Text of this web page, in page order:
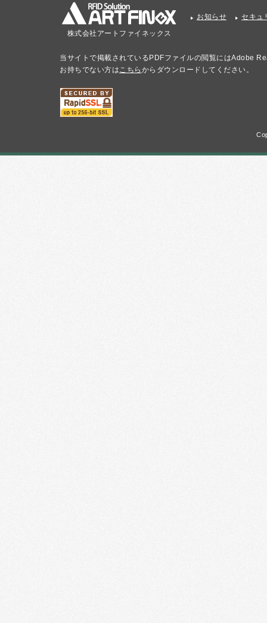
株式会社アートファイネックス
お知らせ セキュ
当サイトで掲載されているPDFファイルの閲覧にはAdobe
お持ちでない方は こちら からダウンロードしてください。